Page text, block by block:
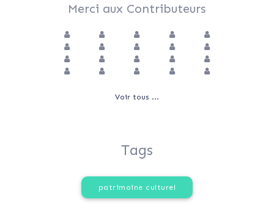
Merci aux Contributeurs
Voir tous ...
Tags
patrimoine culturel